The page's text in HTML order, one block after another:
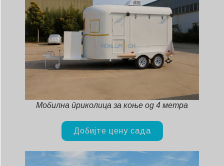
Мобилна приколица за коње од 4 метра
Добијте цену сада